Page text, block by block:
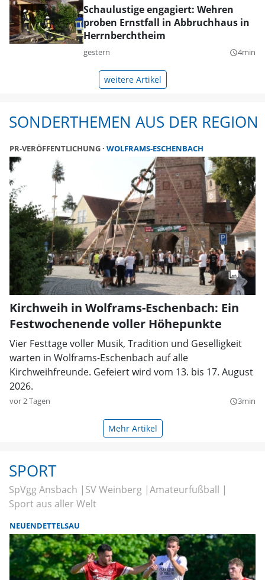
Schaulustige engagiert: Wehren
proben Ernstfall in Abbruchhaus in
Herrnberchtheim
gestern query_builder4min
weitere Artikel
SONDERTHEMEN AUS DER REGION
PR-VERÖFFENTLICHUNG WOLFRAMS-ESCHENBACH
Kirchweih in Wolframs-Eschenbach: Ein
Festwochenende voller Höhepunkte
Vier Festtage voller Musik, Tradition und Geselligkeit
warten in Wolframs-Eschenbach auf alle
Kirchweihfreunde. Gefeiert wird vom 13. bis 17. August
2026.
vor 2 Tagen query_builder3min
Mehr Artikel
SPORT
SpVgg Ansbach SV Weinberg Amateurfußball
Sport aus aller Welt
NEUENDETTELSAU